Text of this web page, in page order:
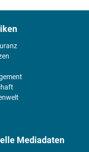
Mediadaten